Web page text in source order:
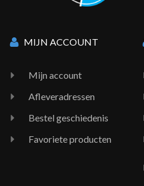
MIJN ACCOUNT
Mijn account
Afleveradressen
Bestel geschiedenis
Favoriete producten